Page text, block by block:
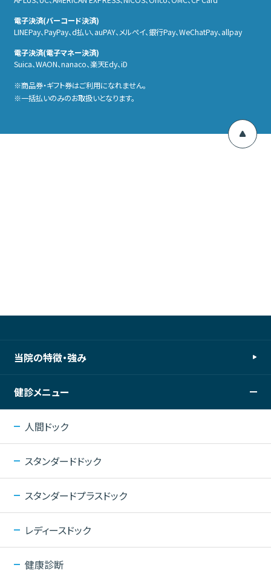
電子決済(バーコード決済)
LINEPay、PayPay、d払い、auPAY、メルぺイ、銀行Pay、WeChatPay、allpay
電子決済(電子マネー決済)
Suica、WAON、nanaco、楽天Edy、iD
商品券・ギフト券はご利用になれません。
一括払いのみのお取扱いとなります。
当院の特徴・強み
健診メニュー
人間ドック
スタンダードドック
スタンダードプラスドック
レディースドック
健康診断